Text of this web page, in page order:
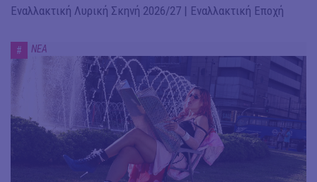
Εναλλακτική Λυρική Σκηνή 2026/27 | Εναλλακτική Εποχή
# ΝΕΑ